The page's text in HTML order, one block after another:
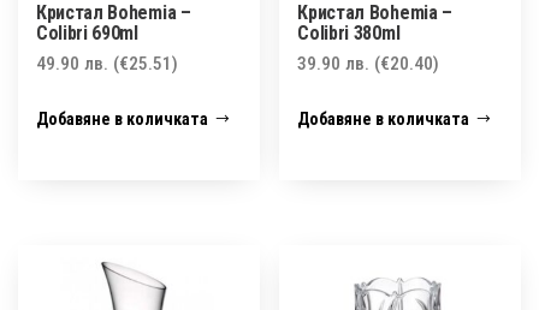
Кристал Bohemia –
Colibri 690ml
49.90 лв. (€25.51)
Добавяне в количката
Кристал Bohemia –
Colibri 380ml
39.90лв. (€20.40)
Добавяне в количката